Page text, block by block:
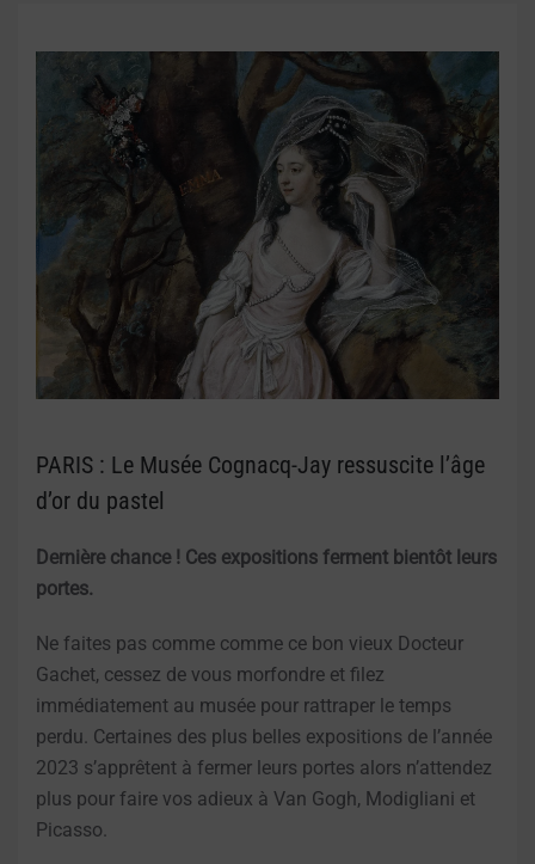
PARIS : Le Musée Cognacq-Jay ressuscite l’âge
d’or du pastel
Dernière chance ! Ces expositions ferment bientôt leurs
portes.
Ne faites pas comme comme ce bon vieux Docteur
Gachet, cessez de vous morfondre et filez
immédiatement au musée pour rattraper le temps
perdu. Certaines des plus belles expositions de l’année
2023 s’apprêtent à fermer leurs portes alors n’attendez
plus pour faire vos adieux à Van Gogh, Modigliani et
Picasso.